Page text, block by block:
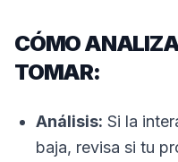
CÓMO
TOMAR:
Análisis: Si la
baja, revisa si tu